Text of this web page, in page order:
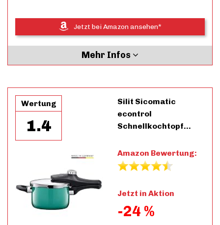
Jetzt bei Amazon ansehen*
Mehr Infos
Wertung
1.4
Silit Sicomatic
econtrol
Schnellkochtopf…
Amazon Bewertung:
Jetzt in Aktion
-24 %